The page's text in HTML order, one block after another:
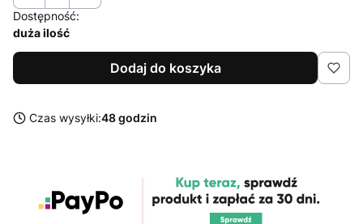
Dostępność:
duża ilość
Dodaj do koszyka
Czas wysyłki:48 godzin